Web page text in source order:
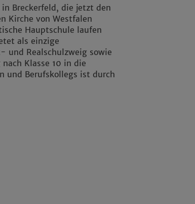
Breckerfeld, die jetzt den
Kirche von Westfalen
Hauptschule laufen
als einzige
und Realschulzweig sowie
Klasse 10 in die
und Berufskollegs ist durch